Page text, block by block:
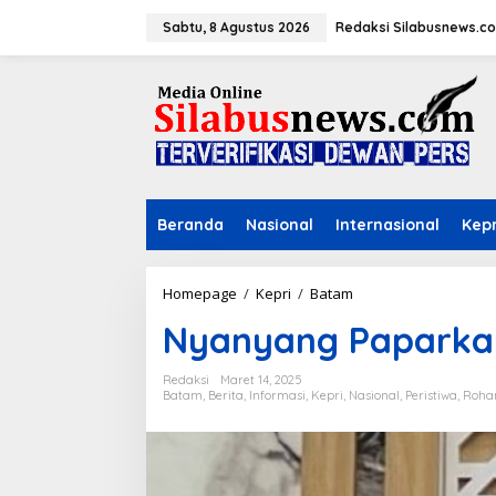
Sabtu, 8 Agustus 2026 Redaksi
Beranda Nasional Internasional
Homepage / Kepri / Batam
a
n
a
g
P
a
Nyanyang
Redaksi
Maret 14, 2025
Batam, Berita, Informasi, Kepri, Nasional, Peristiwa,